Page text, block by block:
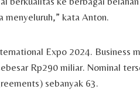
menyeluruh,” kata Anton.
Expo 2024. Business
Rp290 miliar. Nominal
sebanyak 63.